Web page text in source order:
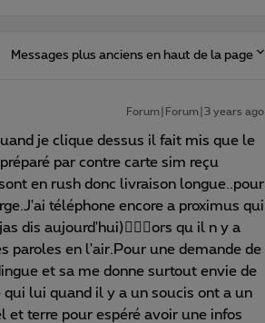
Messages plus anciens en haut de la page
Forum|Forum|3 years ago
je clique dessus il fait mis que le
par contre carte sim reçu
en rush donc livraison longue..pour
téléphone encore a proximus qui
dis aujourd'hui)🤦🏼‍♀️ors qu il n y a
paroles en l'air.Pour une demande de
et sa me donne surtout envie de
lui quand il y a un soucis ont a un
et terre pour espéré avoir une infos